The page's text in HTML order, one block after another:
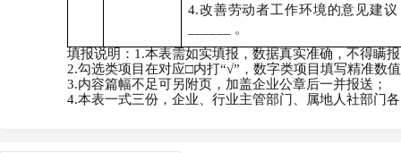
4.改善劳动者工作环境的意见建
。
填报说明： 1.本表需如实填报，数据真实准确，不得瞒
2.勾选类项目在对应□内打“√” ，数字类项目填写精准数
3.内容篇幅不足可另附页，加盖企业公章后一并报送；
4.本表一式三份，企业、行业主管部门、属地人社部门